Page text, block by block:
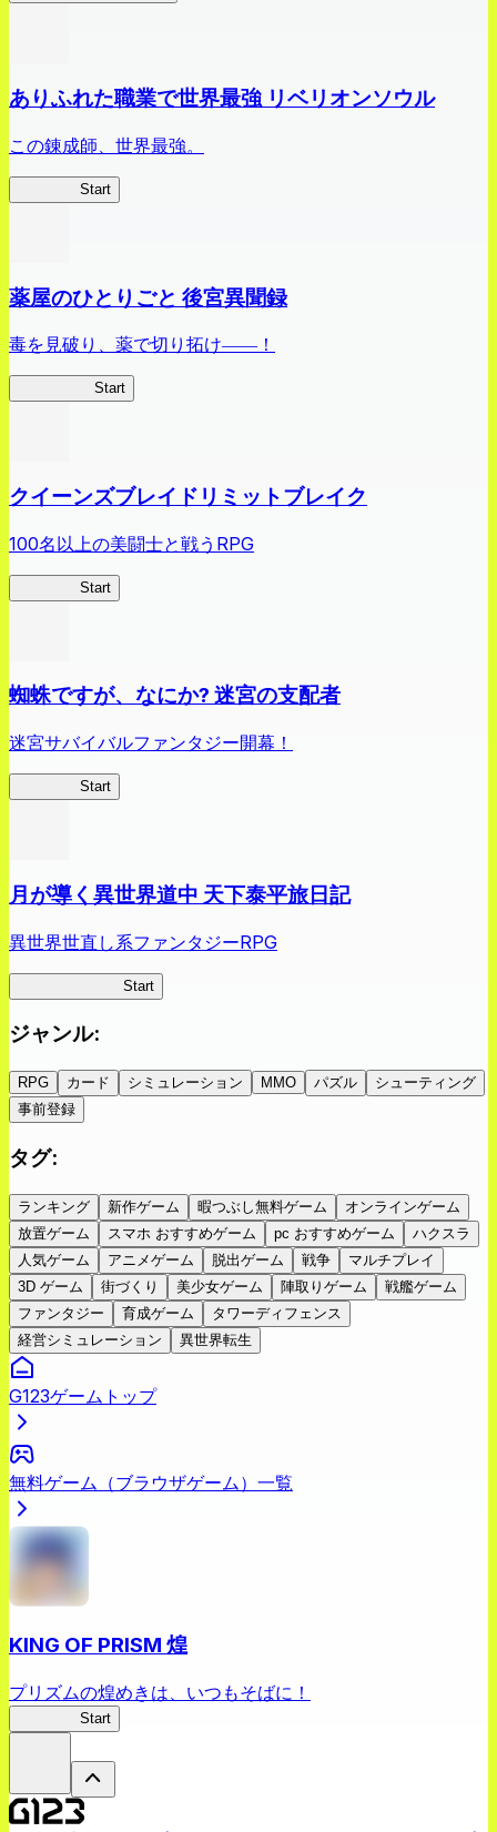
ありふれた職業で世界最強 リベリオンソウル
この錬成師、世界最強。
Start
薬屋のひとりごと 後宮異聞録
毒を見破り、薬で切り拓け――！
Start
クイーンズブレイドリミットブレイク
100名以上の美闘士と戦うRPG
Start
蜘蛛ですが、なにか? 迷宮の支配者
迷宮サバイバルファンタジー開幕！
Start
月が導く異世界道中 天下泰平旅日記
異世界世直し系ファンタジーRPG
Start
ジャンル:
RPG カード シミュレーション MMO パズル
シューティング
事前登録
タグ:
ランキング 新作ゲーム 暇つぶし無料ゲーム
オンラインゲーム
放置ゲーム
スマホ おすすめゲーム pc おすすめゲーム
ハクスラ
人気ゲーム
アニメゲーム 脱出ゲーム 戦争
マルチプレイ
3D ゲーム
街づくり 美少女ゲーム 陣取りゲーム
戦艦ゲーム
ファンタジー
育成ゲーム
タワーディフェンス
経営シミュレーション
異世界転生
G123ゲームトップ
無料ゲーム（ブラウザゲーム）一覧
KING OF PRISM 煌
プリズムの煌めきは、いつもそばに！
Start